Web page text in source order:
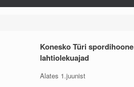
Konesko Türi spordihoone
lahtiolekuajad
Alates 1.juunist